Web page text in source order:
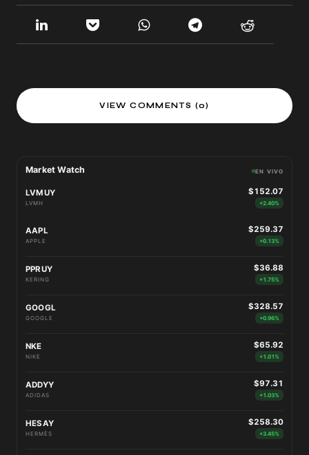
VIEW COMMENTS (0)
Market Watch EN VIVO
LVMUY
LVMH
$152.07
+2.40%
AAPL
APPLE
$259.37
+0.13%
PPRUY
KERING
$36.88
+1.75%
GOOGL
GOOGLE
$328.57
+0.96%
NKE
NIKE
$65.92
+1.01%
ADDYY
ADIDAS
$97.31
+1.03%
HESAY
HERMÈS
$258.30
+3.45%